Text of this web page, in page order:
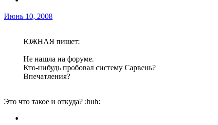
Июнь 10, 2008
ЮЖНАЯ пишет:
Не нашла на форуме.
Кто-нибудь пробовал систему Сарвень?
Впечатления?
Это что такое и откуда? :huh: